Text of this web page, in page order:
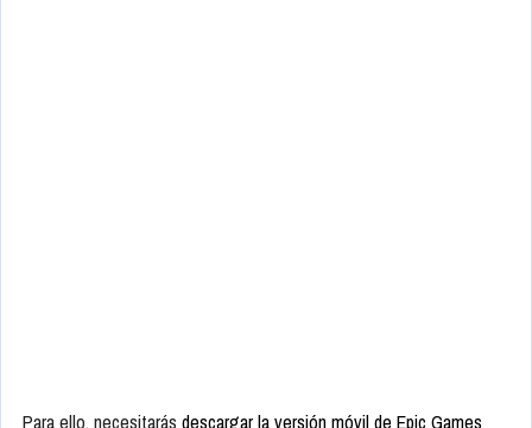
Para ello, necesitarás descargar la versión móvil de Epic Games